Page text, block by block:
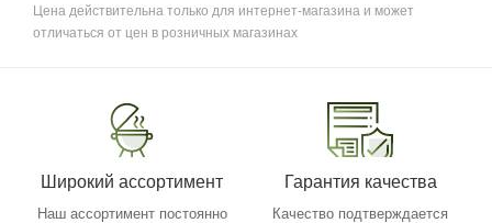
Цена действительна только для интернет-магазина и может
отличаться от цен в розничных магазинах
Широкий ассортимент
Наш ассортимент постоянно
Гарантия качества
Качество подтверждается